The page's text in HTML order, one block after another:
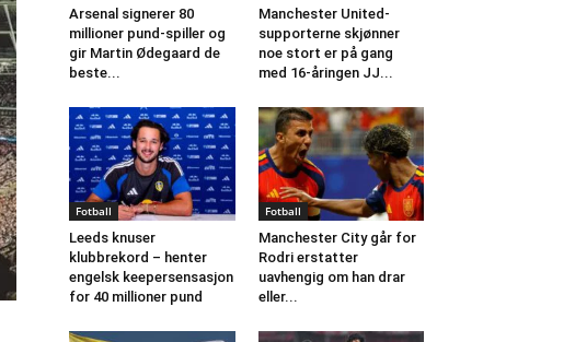
Arsenal signerer 80
millioner pund-spiller og
gir Martin Ødegaard de
beste...
Manchester United-
supporterne skjønner
noe stort er på gang
med 16-åringen JJ...
Fotball
Leeds knuser
klubbrekord – henter
engelsk keepersensasjon
for 40 millioner pund
Fotball
Manchester City går for
Rodri erstatter
uavhengig om han drar
eller...